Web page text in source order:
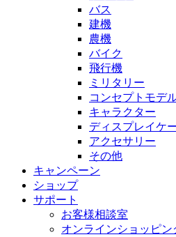
バス
建機
農機
バイク
飛行機
ミリタリー
コンセプトモデ
キャラクター
ディスプレイケ
アクセサリー
その他
キャンペーン
ショップ
サポート
お客様相談室
オンラインショッピン